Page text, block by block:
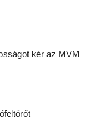
kér az MVM